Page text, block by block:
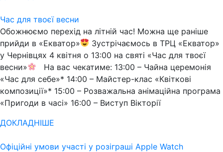
Час для твоєї весни
Обожнюємо перехід на літній час! Можна ще раніше
прийди в «Екватор»
Зустрічаємось в ТРЦ «Екватор»
у Чернівцях 4 квітня о 13:00 на святі «Час для твоєї
весни»
На вас чекатиме: 13:00 – Чайна церемонія
«Час для себе»* 14:00 – Майстер-клас «Квіткові
композиції»* 15:00 – Розважальна анімаційна програма
«Пригоди в часі» 16:00 – Виступ Вікторії
ДОКЛАДНІШЕ
Офіційні умови участі у розіграші Apple Watch